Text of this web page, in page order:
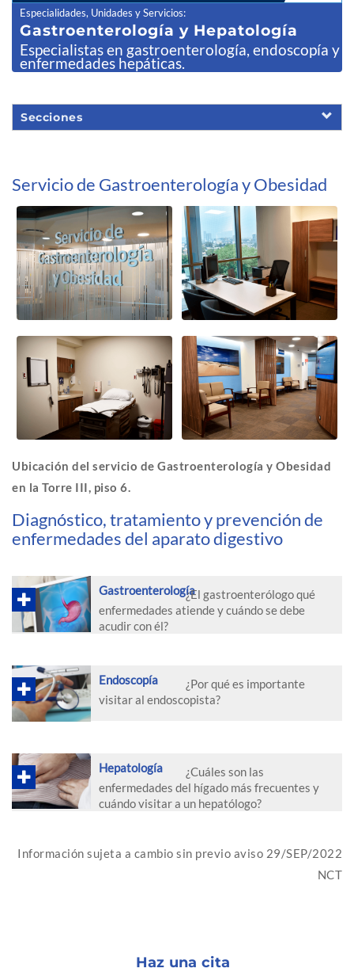
Especialidades, Unidades y Servicios:
Gastroenterología y Hepatología
Especialistas en gastroenterología, endoscopía y
enfermedades hepáticas.
Secciones
Servicio de Gastroenterología y Obesidad
Ubicación del servicio de Gastroenterología y Obesidad
en la Torre III, piso 6.
Diagnóstico, tratamiento y prevención de
enfermedades del aparato digestivo
Gastroenterología¿El gastroenterólogo qué
enfermedades atiende y cuándo se debe
acudir con él?
Endoscopía
¿Por qué es importante
visitar al endoscopista?
Hepatología
¿Cuáles son las
enfermedades del hígado más frecuentes y
cuándo visitar a un hepatólogo?
Información sujeta a cambio sin previo aviso 29/SEP/2022
NCT
Haz una cita